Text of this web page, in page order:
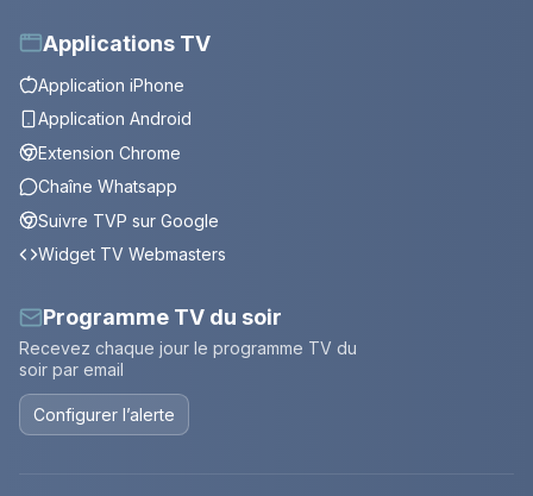
Applications TV
Application iPhone
Application Android
Extension Chrome
Chaîne Whatsapp
Suivre TVP sur Google
Widget TV Webmasters
Programme TV du soir
Recevez chaque jour le programme TV du
soir par email
Configurer l’alerte